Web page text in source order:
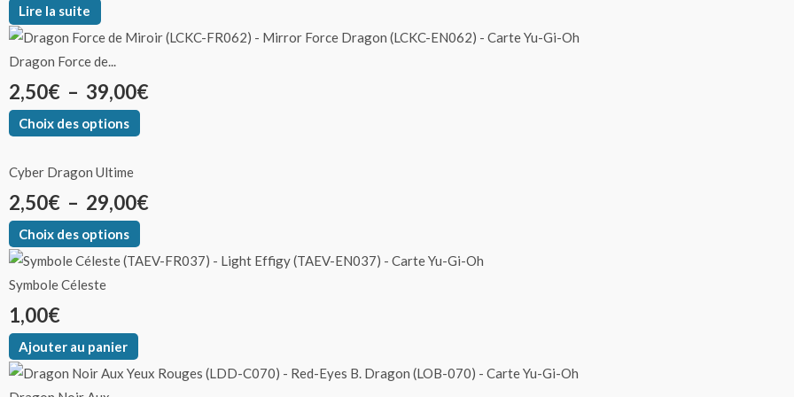
Lire la suite
Dragon Force de...
2,50€ – 39,00€
Choix des options
Cyber Dragon Ultime
2,50€ – 29,00€
Choix des options
Symbole Céleste
1,00€
Ajouter au panier